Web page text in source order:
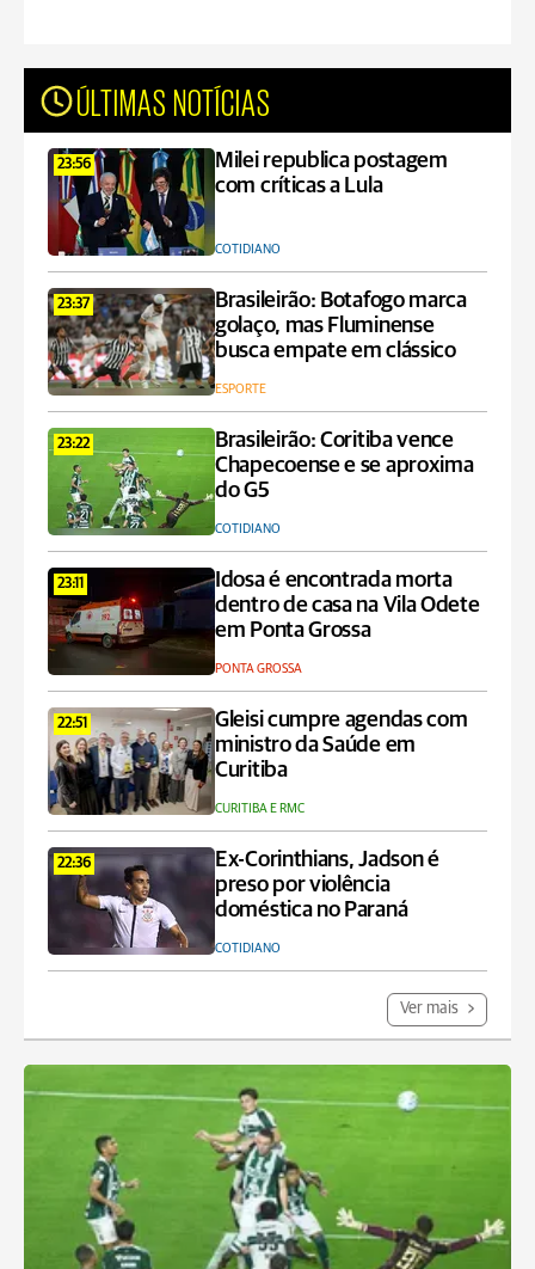
ÚLTIMAS NOTÍCIAS
23:56
Milei republica postagem
com críticas a Lula
COTIDIANO
23:37
Brasileirão: Botafogo marca
golaço, mas Fluminense
busca empate em clássico
ESPORTE
23:22
Brasileirão: Coritiba vence
Chapecoense e se aproxima
do G5
COTIDIANO
23:11
Idosa é encontrada morta
dentro de casa na Vila Odete
em Ponta Grossa
PONTA GROSSA
22:51
Gleisi cumpre agendas com
ministro da Saúde em
Curitiba
CURITIBA E RMC
22:36
Ex-Corinthians, Jadson é
preso por violência
doméstica no Paraná
COTIDIANO
Ver mais